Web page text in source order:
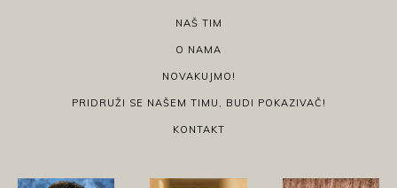
NAŠ TIM
O NAMA
NOVAKUJMO!
PRIDRUŽI SE NAŠEM TIMU, BUDI POKAZIVAČ!
KONTAKT